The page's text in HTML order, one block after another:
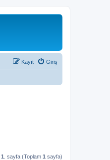
Giriş
Kayıt
1 . sayfa (Toplam 1 sayfa)